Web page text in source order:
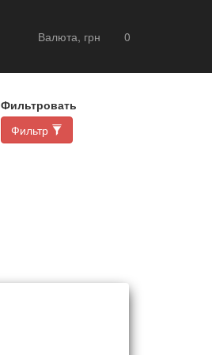
Валюта, грн 0
Фильтровать
Фильтр